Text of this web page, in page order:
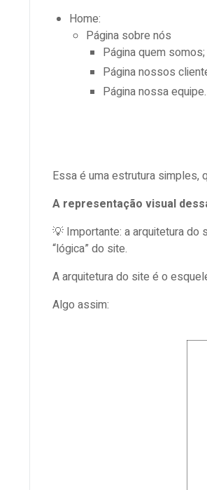
Home:
Página sobre nós
Página quem somos;
Página nossos
Página nossa equipe.
Essa é uma estrutura simples,
A representação visual
💡 Importante: a arquitetura
“lógica” do site.
A arquitetura do site é o
Algo assim: